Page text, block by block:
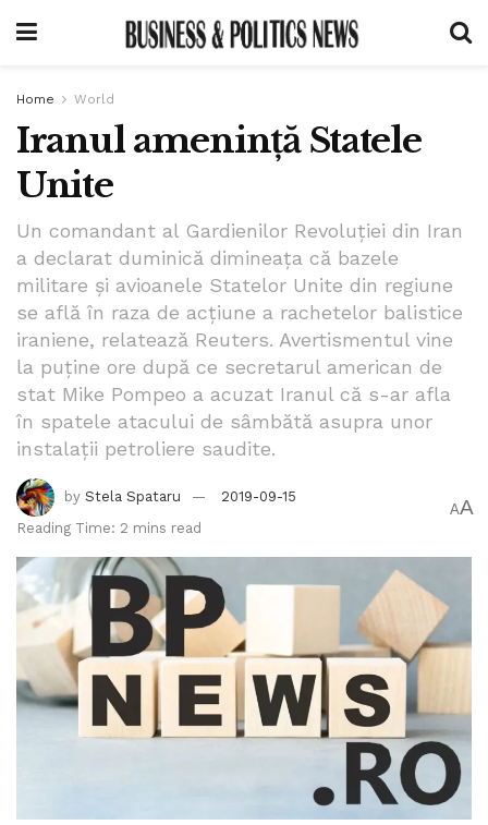
Home World
Iranul amenință Statele
Unite
Un comandant al Gardienilor Revoluţiei din Iran
a declarat duminică dimineaţa că bazele
militare şi avioanele Statelor Unite din regiune
se află în raza de acţiune a rachetelor balistice
iraniene, relatează Reuters. Avertismentul vine
la puține ore după ce secretarul american de
stat Mike Pompeo a acuzat Iranul că s-ar afla
în spatele atacului de sâmbătă asupra unor
instalații petroliere saudite.
by Stela Spataru
2019-09-15
Reading Time: 2 mins read
AA